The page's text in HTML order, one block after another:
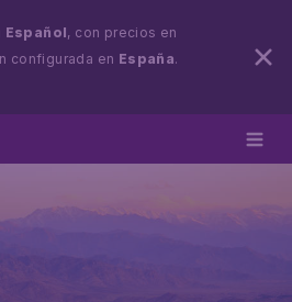
Español, con precios en
configurada en España.